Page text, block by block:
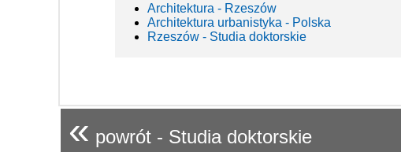
Architektura - Rzeszów
Architektura urbanistyka - Polska
Rzeszów - Studia doktorskie
« powrót - Studia doktorskie